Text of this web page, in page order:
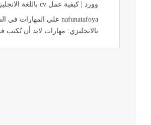
وورد | كيفية عمل cv باللغة الانجليزية
nafunatafoyaعلى
المهارات في
بالانجليزي: مهارات لابد أن تُكتب